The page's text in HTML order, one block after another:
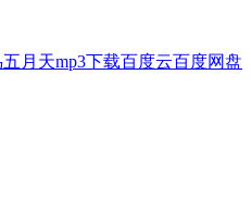
月天mp3下载百度云百度网盘